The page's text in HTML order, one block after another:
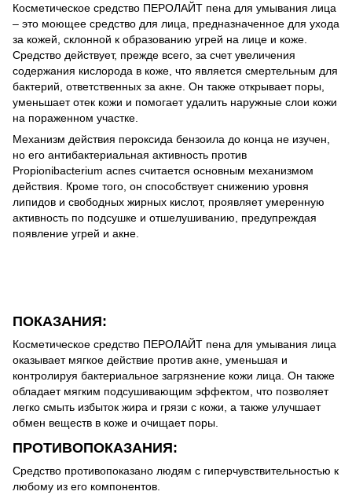
Косметическое средство ПЕРОЛАЙТ пена для умывания лица
– это моющее средство для лица, предназначенное для ухода
за кожей, склонной к образованию угрей на лице и коже.
Средство действует, прежде всего, за счет увеличения
содержания кислорода в коже, что является смертельным для
бактерий, ответственных за акне. Он также открывает поры,
уменьшает отек кожи и помогает удалить наружные слои кожи
на пораженном участке.
Механизм действия пероксида бензоила до конца не изучен,
но его антибактериальная активность против
Propionibacterium acnes считается основным механизмом
действия. Кроме того, он способствует снижению уровня
липидов и свободных жирных кислот, проявляет умеренную
активность по подсушке и отшелушиванию, предупреждая
появление угрей и акне.
ПОКАЗАНИЯ:
Косметическое средство ПЕРОЛАЙТ пена для умывания лица
оказывает мягкое действие против акне, уменьшая и
контролируя бактериальное загрязнение кожи лица. Он также
обладает мягким подсушивающим эффектом, что позволяет
легко смыть избыток жира и грязи с кожи, а также улучшает
обмен веществ в коже и очищает поры.
ПРОТИВОПОКАЗАНИЯ:
Средство противопоказано людям с гиперчувствительностью к
любому из его компонентов.